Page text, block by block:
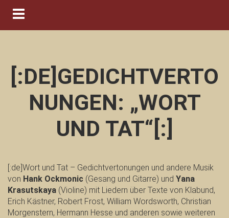
Navigation ein-/ausblenden
[:DE]GEDICHTVERTO
NUNGEN: „WORT
UND TAT“[:]
[:de]Wort und Tat – Gedichtvertonungen und andere Musik
von Hank Ockmonic (Gesang und Gitarre) und Yana
Krasutskaya (Violine) mit Liedern über Texte von Klabund,
Erich Kästner, Robert Frost, William Wordsworth, Christian
Morgenstern, Hermann Hesse und anderen sowie weiteren